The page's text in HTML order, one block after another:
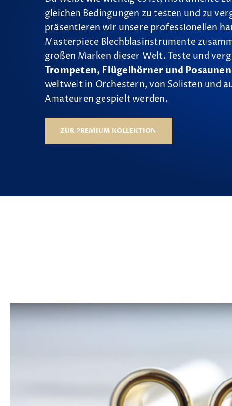
gleichen Bedingungen zu testen und zu
präsentieren wir unsere professionellen
Masterpiece Blechblasinstrumente
großen Marken dieser Welt. Teste und
Trompeten, Flügelhörner und Posaunen
weltweit in Orchestern, von Solisten und
Amateuren gespielt werden.
ZUR PREMIUM KOLLEKTION